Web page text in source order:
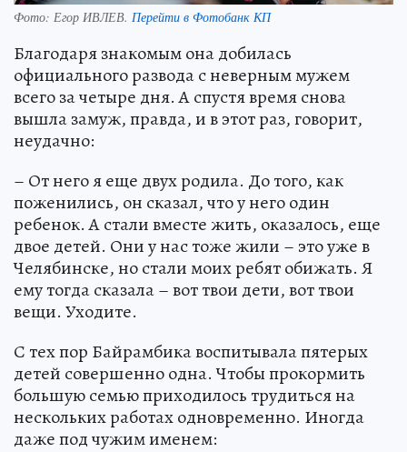
Фото: Егор ИВЛЕВ. Перейти в Фотобанк КП
Благодаря знакомым она добилась
официального развода с неверным мужем
всего за четыре дня. А спустя время снова
вышла замуж, правда, и в этот раз, говорит,
неудачно:
– От него я еще двух родила. До того, как
поженились, он сказал, что у него один
ребенок. А стали вместе жить, оказалось, еще
двое детей. Они у нас тоже жили – это уже в
Челябинске, но стали моих ребят обижать. Я
ему тогда сказала – вот твои дети, вот твои
вещи. Уходите.
С тех пор Байрамбика воспитывала пятерых
детей совершенно одна. Чтобы прокормить
большую семью приходилось трудиться на
нескольких работах одновременно. Иногда
даже под чужим именем: